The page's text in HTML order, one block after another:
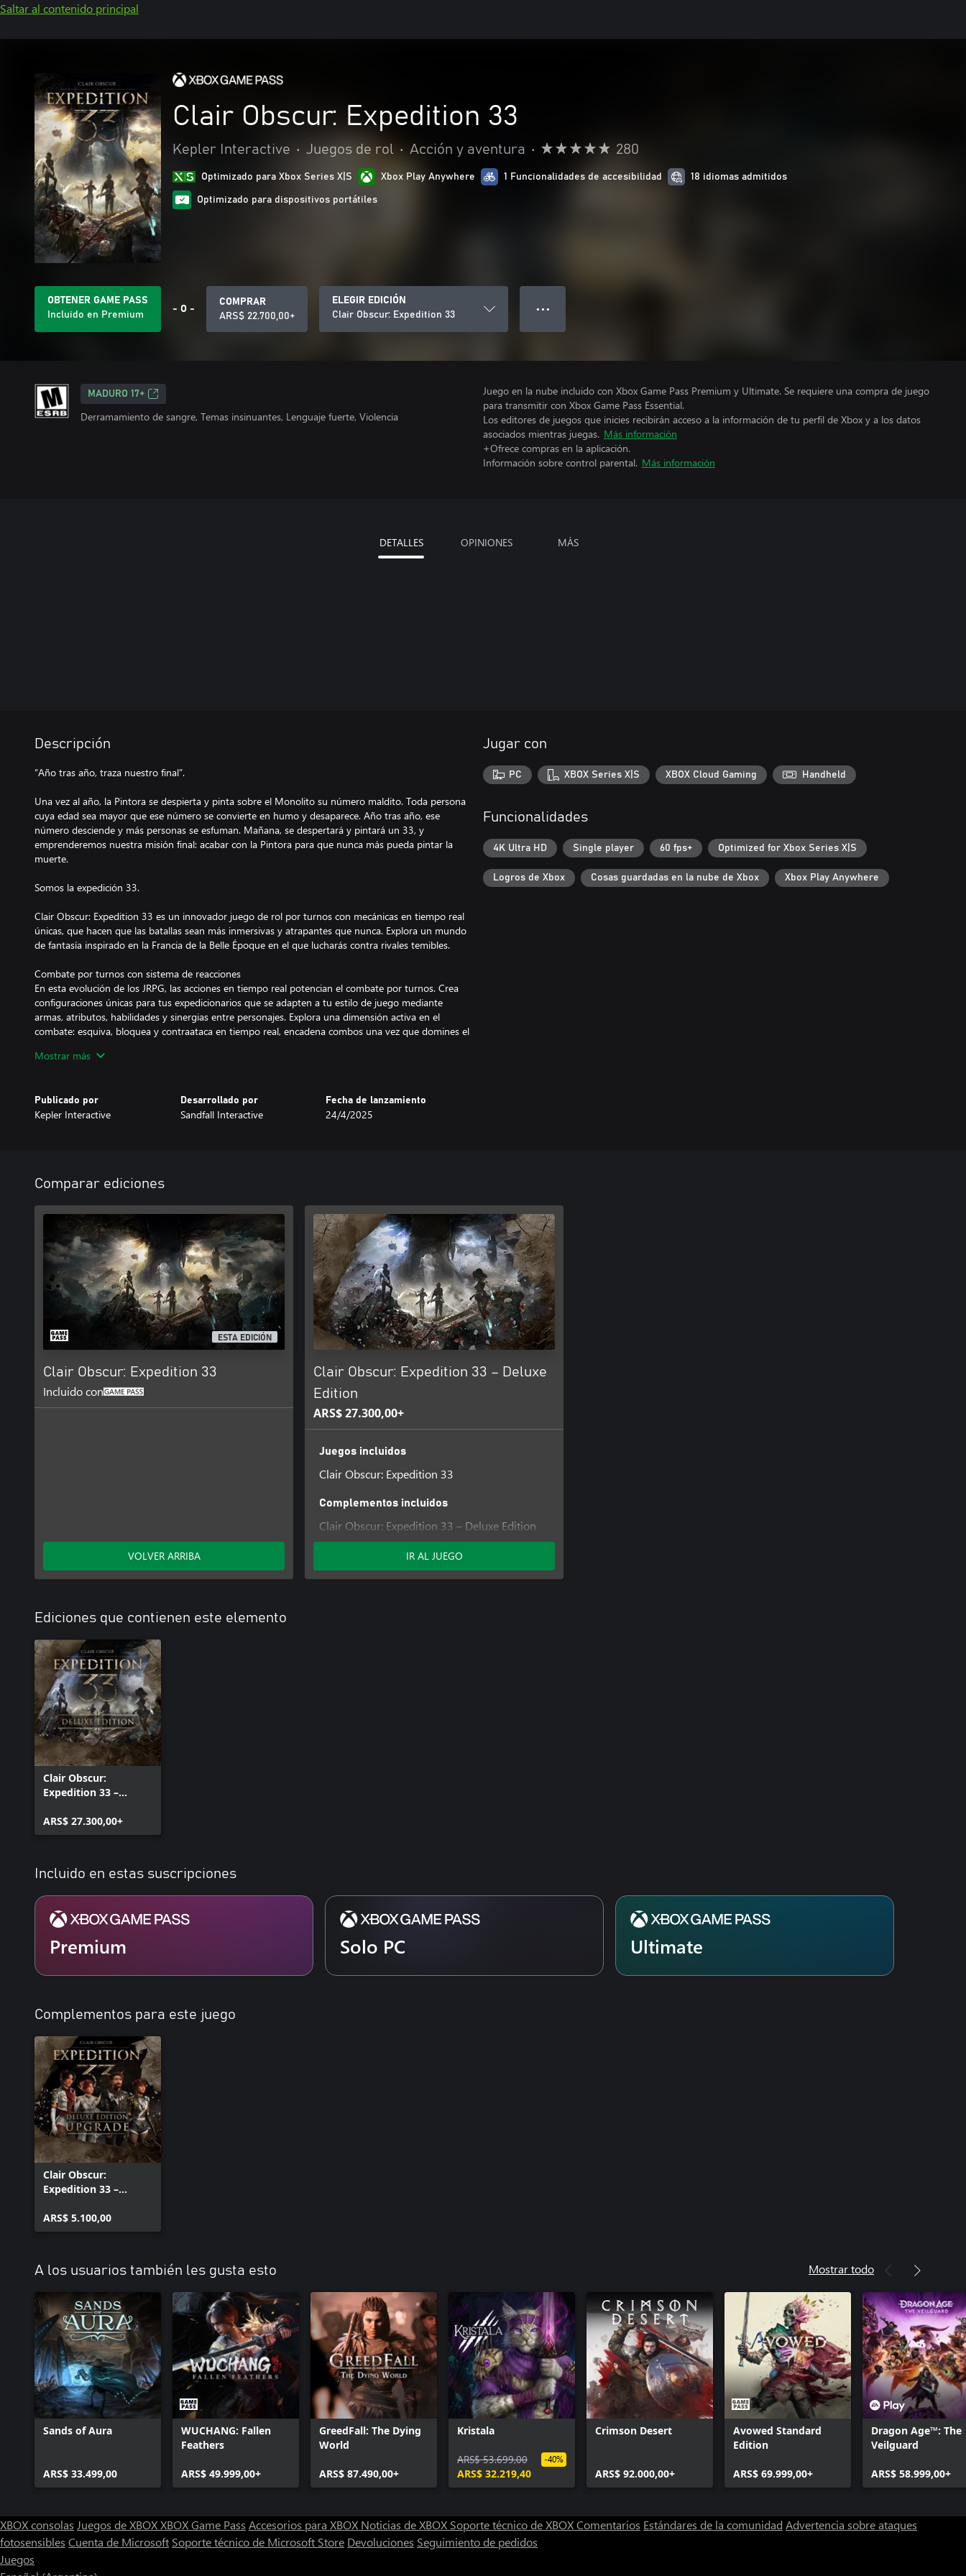
Saltar al contenido principal
Clair Obscur: Expedition 33
Kepler Interactive • Juegos de rol • Acción y aventura • 280
Optimizado para Xbox Series X|S Xbox Play Anywhere 1 Funcionalidades de accesibilidad 18 idiomas admitidos
Optimizado para dispositivos portátiles
OBTENER GAME PASS
Incluido en Premium
- O -
COMPRAR
ARS$ 22.700,00+
ELEGIR EDICIÓN
Clair Obscur: Expedition 33
● ● ●
MADURO 17+
Derramamiento de sangre, Temas insinuantes, Lenguaje fuerte, Violencia
Juego en la nube incluido con Xbox Game Pass Premium y Ultimate. Se requiere una compra de juego
para transmitir con Xbox Game Pass Essential.
Los editores de juegos que inicies recibirán acceso a la información de tu perfil de Xbox y a los datos
asociados mientras juegas. Más información
+Ofrece compras en la aplicación.
Información sobre control parental. Más información
DETALLES OPINIONES MÁS
Descripción
“Año tras año, traza nuestro final”.
Una vez al año, la Pintora se despierta y pinta sobre el Monolito su número maldito. Toda persona
cuya edad sea mayor que ese número se convierte en humo y desaparece. Año tras año, ese
número desciende y más personas se esfuman. Mañana, se despertará y pintará un 33, y
emprenderemos nuestra misión final: acabar con la Pintora para que nunca más pueda pintar la
muerte.
Somos la expedición 33.
Clair Obscur: Expedition 33 es un innovador juego de rol por turnos con mecánicas en tiempo real
únicas, que hacen que las batallas sean más inmersivas y atrapantes que nunca. Explora un mundo
de fantasía inspirado en la Francia de la Belle Époque en el que lucharás contra rivales temibles.
Combate por turnos con sistema de reacciones
En esta evolución de los JRPG, las acciones en tiempo real potencian el combate por turnos. Crea
configuraciones únicas para tus expedicionarios que se adapten a tu estilo de juego mediante
armas, atributos, habilidades y sinergias entre personajes. Explora una dimensión activa en el
combate: esquiva, bloquea y contraataca en tiempo real, encadena combos una vez que domines el
vida, en su desesperada búsqueda para romper el ciclo de muerte de la Pintora. Sigue el rastro de
las expediciones anteriores y descubre su destino. Conoce a los miembros de la expedición 33
Explora un reino cautivador habitado por enemigos fantásticos. Recorre escenarios increíbles, desde
la isla de Visages hasta el Campo de Batalla Olvidado, mientras encuentras secretos y misiones
ocultas en el camino. Descubre aliados de gran ayuda en criaturas legendarias y recluta a
compañeros especiales, accede a nuevas formas de viajar y localiza zonas secretas en el mapa del
Sumérgete en el juego debut de Sandfall Interactive, creado con Unreal Engine 5, que combina
unos gráficos impresionantes y una banda sonora conmovedora.
Mostrar más
Publicado por
Kepler Interactive
Desarrollado por
Sandfall Interactive
Fecha de lanzamiento
24/4/2025
Jugar con
PC XBOX Series X|S XBOX Cloud Gaming Handheld
Funcionalidades
4K Ultra HD Single player 60 fps+ Optimized for Xbox Series X|S
Logros de Xbox Cosas guardadas en la nube de Xbox Xbox Play Anywhere
Comparar ediciones
ESTA EDICIÓN
Clair Obscur: Expedition 33
Incluido con
VOLVER ARRIBA
Clair Obscur: Expedition 33 – Deluxe
Edition
ARS$ 27.300,00+
Juegos incluidos
Clair Obscur: Expedition 33
Complementos incluidos
Clair Obscur: Expedition 33 – Deluxe Edition
Upgrade
IR AL JUEGO
Ediciones que contienen este elemento
Clair Obscur:
Expedition 33 –
ARS$ 27.300,00+
Incluido en estas suscripciones
Premium Solo PC Ultimate
Complementos para este juego
Clair Obscur:
Expedition 33 –
Upgrade
ARS$ 5.100,00
A los usuarios también les gusta esto Mostrar todo
Sands of Aura
ARS$ 33.499,00
WUCHANG: Fallen
Feathers
ARS$ 49.999,00+
GreedFall: The Dying
World
ARS$ 87.490,00+
Kristala
ARS$ 53.699,00
ARS$ 32.219,40
-40%
Crimson Desert
ARS$ 92.000,00+
Avowed Standard
Edition
ARS$ 69.999,00+
Dragon Age™: The
Veilguard
ARS$ 58.999,00+
XBOX consolas Juegos de XBOXXBOX Game Pass Accesorios para XBOX Noticias de XBOX Soporte técnico de XBOXComentarios Estándares de la comunidad Advertencia sobre ataques
fotosensibles Cuenta de Microsoft Soporte técnico de Microsoft Store Devoluciones Seguimiento de pedidos
Juegos